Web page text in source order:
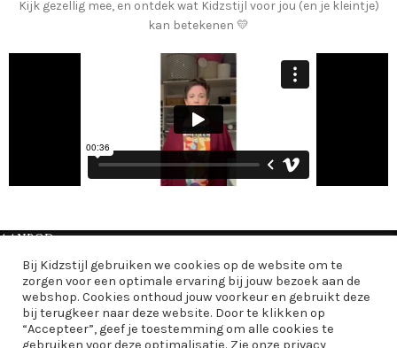
Kijk gezellig mee, en ontdek wat Kidzstijl voor jou (en je kleintje)
kan betekenen 💛
AANBOD
INFORMATIE
EXTRA
Bij Kidzstijl gebruiken we cookies op de website om te
zorgen voor een optimale ervaring bij jouw bezoek aan de
webshop. Cookies onthoud jouw voorkeur en gebruikt deze
bij terugkeer naar deze website. Door te klikken op
“Accepteer”, geef je toestemming om alle cookies te
gebruiken voor deze optimalisatie. Zie onze privacy